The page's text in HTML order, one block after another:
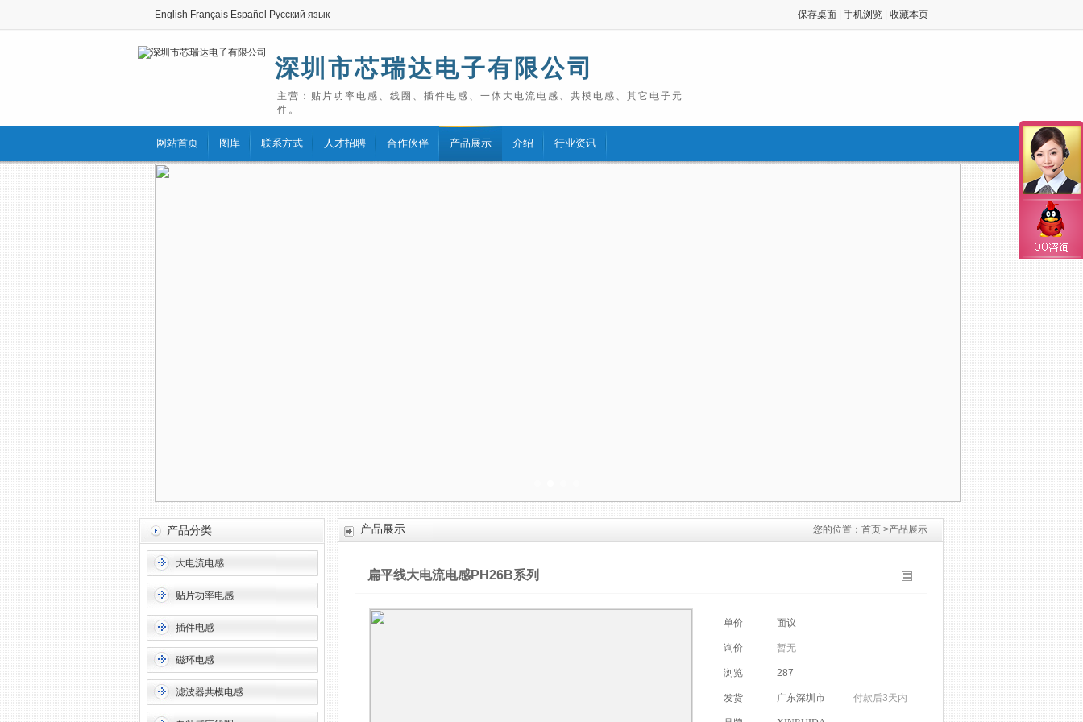
保存桌面 手机浏览 收藏本页
English Français Español Русский язык
深圳市芯瑞达电子有限公司
主营：贴片功率电感、线圈、插件电感、一体大电流电感、共模电感、其它电子元
件。
网站首页 图库 联系方式 人才招聘 合作伙伴 产品展示 介绍 行业资讯
产品分类
大电流电感
贴片功率电感
插件电感
磁环电感
滤波器共模电感
您的位置： 首页 >产品展示
产品展示
扁平线大电流电感PH26B系列
单价 面议
询价 暂无
浏览 287
发货 广东深圳市 付款后3天内